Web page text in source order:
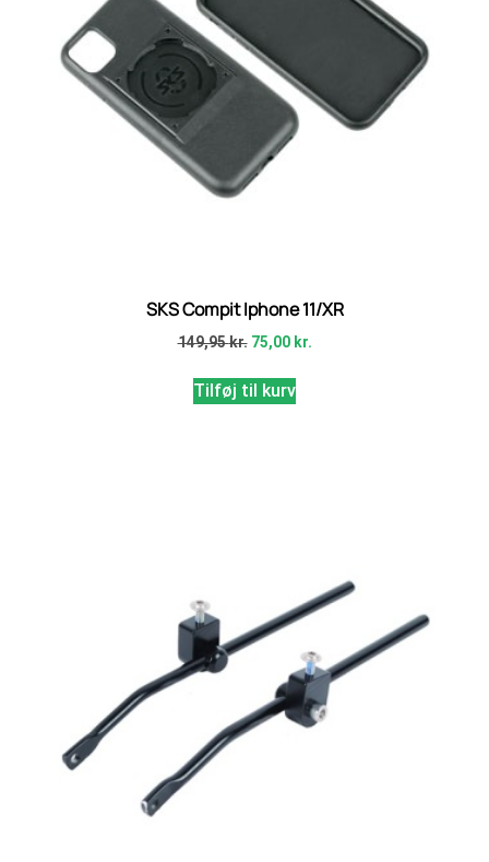
SKS Compit Iphone 11/XR
149,95kr. 75,00 kr.
Tilføj til kurv